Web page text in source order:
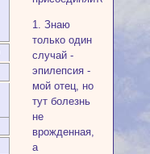
1. Знаю
только один
случай -
эпилепсия -
мой отец, но
тут болезнь
не
врожденная,
а